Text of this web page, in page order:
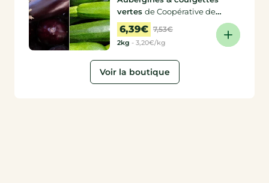
vertes de Coopérative de
producteurs, Coopérative de
producteurs
6,39€ 7,53€
2kg - 3,20€/kg
Voir la boutique